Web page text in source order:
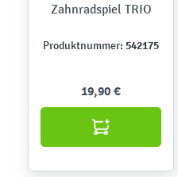
Zahnradspiel TRIO
Produktnummer: 542175
19,90 €